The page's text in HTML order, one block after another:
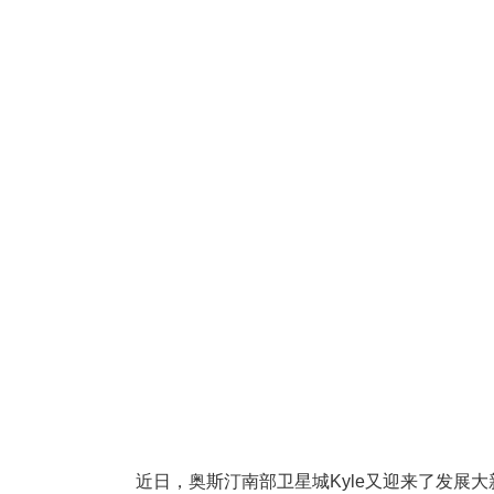
近日，奥斯汀南部卫星城Kyle又迎来了发展大